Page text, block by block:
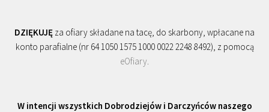
DZIĘKUJĘ za ofiary składane na tacę, do skarbony, wpłacane na
konto parafialne (nr 64 1050 1575 1000 0022 2248 8492), z pomocą
eOfiary
W intencji wszystkich Dobrodziejów i Darczyńców naszego